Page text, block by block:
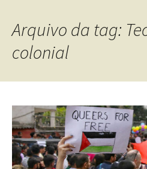
Arquivo da tag:
colonial